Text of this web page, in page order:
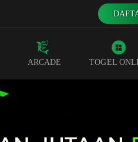
ARCADE TOGEL